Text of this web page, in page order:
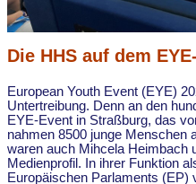
Die HHS auf dem
European Youth Event (EYE)
Untertreibung. Denn an den
EYE-Event in Straßburg, das
nahmen 8500 junge Menschen
waren auch Mihcela Heimbach
Medienprofil. In ihrer Funktion
Europäischen Parlaments (EP)